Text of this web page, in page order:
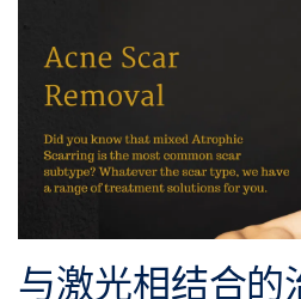
与激光相结合的